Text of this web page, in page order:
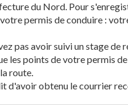
du Nord. Pour
permis de conduire :
pas avoir suivi un stage
les points de votre permis
route.
d'avoir obtenu le courrier